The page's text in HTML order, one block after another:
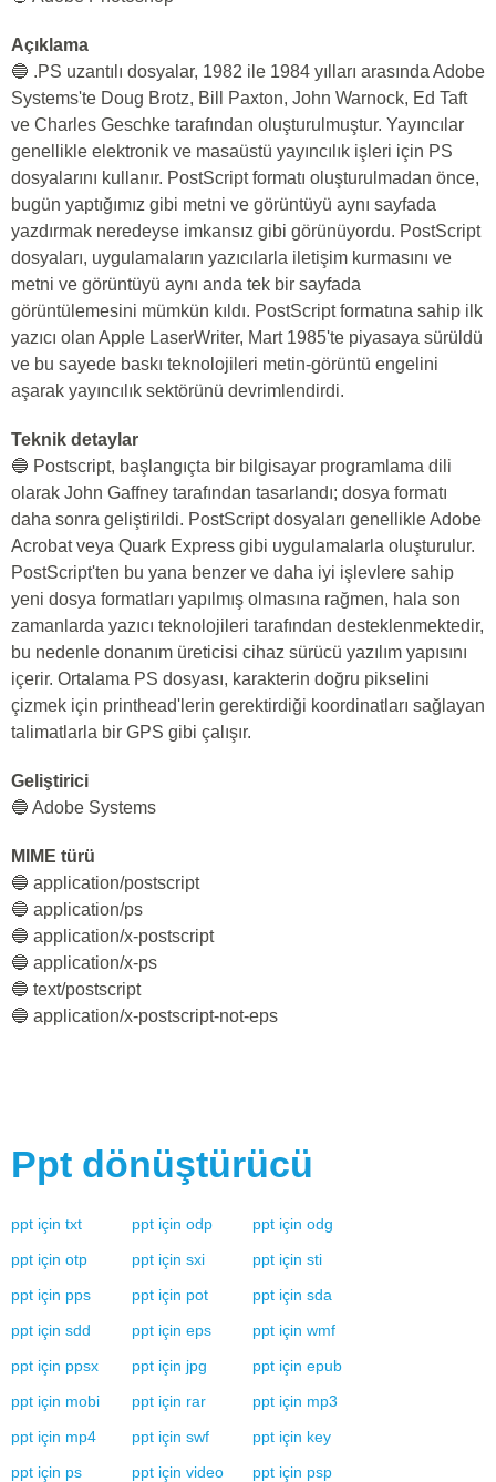
Açıklama
🔵 .PS uzantılı dosyalar, 1982 ile 1984 yılları arasında Adobe
Systems'te Doug Brotz, Bill Paxton, John Warnock, Ed Taft
ve Charles Geschke tarafından oluşturulmuştur. Yayıncılar
genellikle elektronik ve masaüstü yayıncılık işleri için PS
dosyalarını kullanır. PostScript formatı oluşturulmadan önce,
bugün yaptığımız gibi metni ve görüntüyü aynı sayfada
yazdırmak neredeyse imkansız gibi görünüyordu. PostScript
dosyaları, uygulamaların yazıcılarla iletişim kurmasını ve
metni ve görüntüyü aynı anda tek bir sayfada
görüntülemesini mümkün kıldı. PostScript formatına sahip ilk
yazıcı olan Apple LaserWriter, Mart 1985'te piyasaya sürüldü
ve bu sayede baskı teknolojileri metin-görüntü engelini
aşarak yayıncılık sektörünü devrimlendirdi.
Teknik detaylar
🔵 Postscript, başlangıçta bir bilgisayar programlama dili
olarak John Gaffney tarafından tasarlandı; dosya formatı
daha sonra geliştirildi. PostScript dosyaları genellikle Adobe
Acrobat veya Quark Express gibi uygulamalarla oluşturulur.
PostScript'ten bu yana benzer ve daha iyi işlevlere sahip
yeni dosya formatları yapılmış olmasına rağmen, hala son
zamanlarda yazıcı teknolojileri tarafından desteklenmektedir,
bu nedenle donanım üreticisi cihaz sürücü yazılım yapısını
içerir. Ortalama PS dosyası, karakterin doğru pikselini
çizmek için printhead'lerin gerektirdiği koordinatları sağlayan
talimatlarla bir GPS gibi çalışır.
Geliştirici
🔵 Adobe Systems
MIME türü
🔵 application/postscript
🔵 application/ps
🔵 application/x-postscript
🔵 application/x-ps
🔵 text/postscript
🔵 application/x-postscript-not-eps
Ppt dönüştürücü
ppt için txt ppt için odp ppt için odg
ppt için otp ppt için sxi ppt için sti
ppt için pps ppt için pot ppt için sda
ppt için sdd ppt için eps ppt için wmf
ppt için ppsx ppt için jpg ppt için epub
ppt için mobi ppt için rar ppt için mp3
ppt için mp4 ppt için swf ppt için key
ppt için ps ppt için video ppt için psp